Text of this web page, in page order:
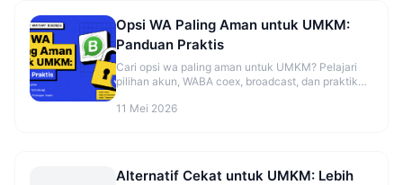
Opsi WA Paling Aman untuk UMKM:
Panduan Praktis
Cari opsi wa paling aman untuk UMKM? Pelajari
pilihan akun, WABA coex, broadcast, dan praktik
11 Mei 2026
Alternatif Cekat untuk UMKM: Lebih